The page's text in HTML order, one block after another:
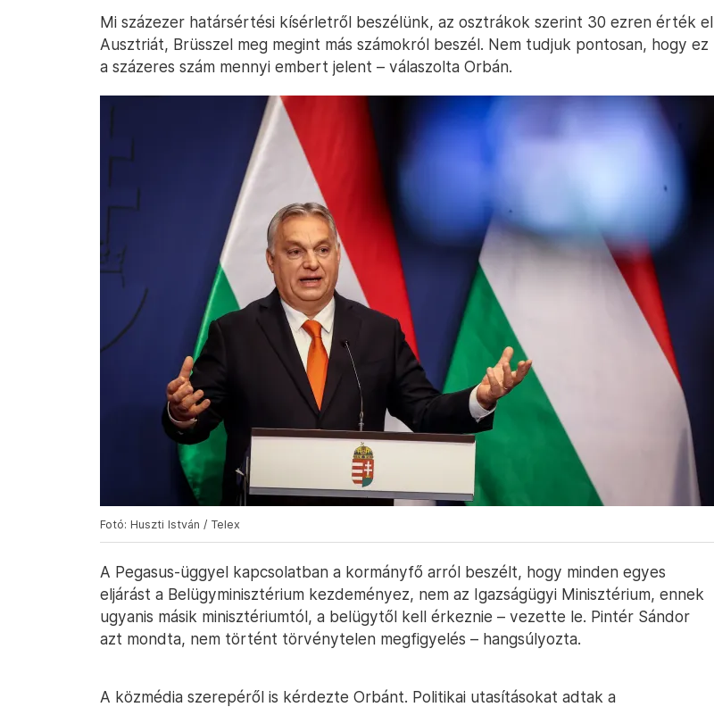
Mi százezer határsértési kísérletről beszélünk, az osztrákok szerint 30 ezren érték el
Ausztriát, Brüsszel meg megint más számokról beszél. Nem tudjuk pontosan, hogy ez
a százeres szám mennyi embert jelent – válaszolta Orbán.
Fotó: Huszti István / Telex
A Pegasus-üggyel kapcsolatban a kormányfő arról beszélt, hogy minden egyes
eljárást a Belügyminisztérium kezdeményez, nem az Igazságügyi Minisztérium, ennek
ugyanis másik minisztériumtól, a belügytől kell érkeznie – vezette le. Pintér Sándor
azt mondta, nem történt törvénytelen megfigyelés – hangsúlyozta.
A közmédia szerepéről is kérdezte Orbánt. Politikai utasításokat adtak a